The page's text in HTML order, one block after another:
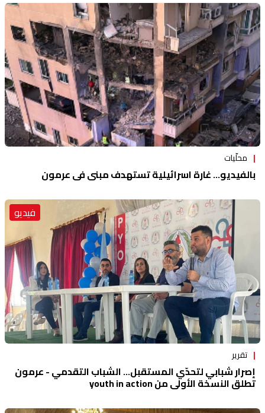
محلّيات
بالفيديو... غارة اسرائيلية تستهدف مبنى في عرمون
فيديو
تقرير
إصرار شبابي لتحدّي المستقبل... الشباب التقدمي - عرمون
تطلق النسخة الأولى من youth in action